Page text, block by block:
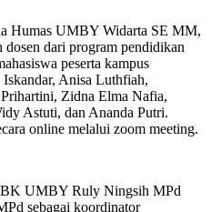
Humas UMBY Widarta SE MM,
dari program pendidikan
peserta kampus
Anisa Luthfiah,
Zidna Elma Nafia,
Astuti, dan Ananda Putri.
online melalui zoom meeting.
BK UMBY Ruly Ningsih MPd
sebagai koordinator